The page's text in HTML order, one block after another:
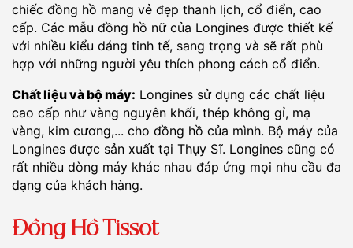
chiếc đồng hồ mang vẻ đẹp thanh lịch, cổ điển, cao
cấp. Các mẫu đồng hồ nữ của Longines được thiết kế
với nhiều kiểu dáng tinh tế, sang trọng và sẽ rất phù
hợp với những người yêu thích phong cách cổ điển.
Chất liệu và bộ máy: Longines sử dụng các chất liệu
cao cấp như vàng nguyên khối, thép không gỉ, mạ
vàng, kim cương,... cho đồng hồ của mình. Bộ máy của
Longines được sản xuất tại Thụy Sĩ. Longines cũng có
rất nhiều dòng máy khác nhau đáp ứng mọi nhu cầu đa
dạng của khách hàng.
Đồng Hồ Tissot